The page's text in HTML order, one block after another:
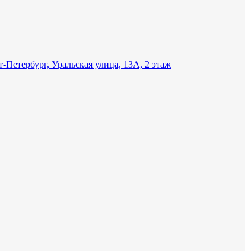
Уральская улица, 13А, 2 этаж